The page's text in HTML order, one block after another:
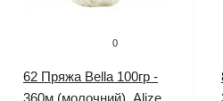
0
62 Пряжа Bella 100гр -
360м (молочний). Alize